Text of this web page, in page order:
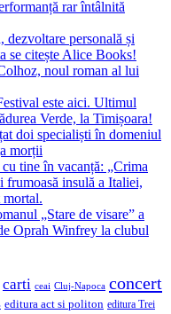
rar întâlnită
personală și
se citește Alice Books!
noul roman al lui
este aici. Ultimul
Verde, la Timișoara!
doi specialiști în domeniul
morții
tine în vacanță: „Crima
frumoasă insulă a Italiei,
mortal.
„Stare de visare” a
Oprah Winfrey la clubul
carti ceai Cluj-Napoca concert
editura act si politon editura Trei